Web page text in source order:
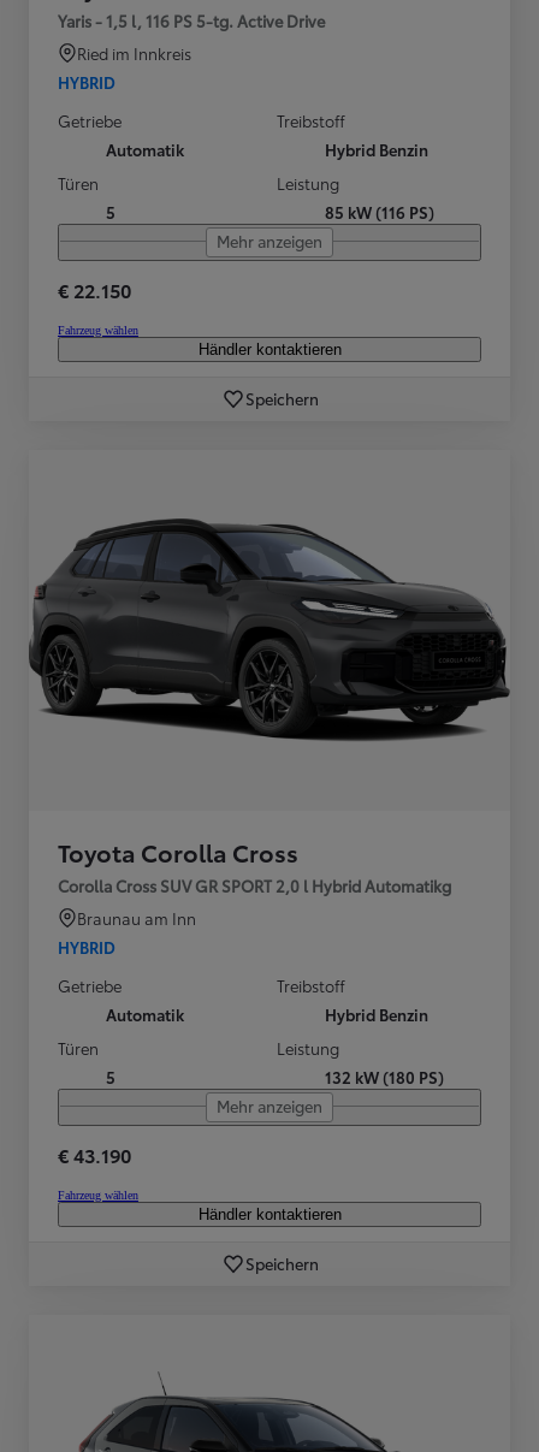
Yaris - 1,5 l, 116 PS 5-tg. Active Drive
Ried im Innkreis
HYBRID
Getriebe
Automatik
Treibstoff
Hybrid Benzin
Türen
5
Leistung
85 kW (116 PS)
Mehr anzeigen
€ 22.150
Fahrzeug wählen
Händler kontaktieren
Speichern
Toyota Corolla Cross
Corolla Cross SUV GR SPORT 2,0 l Hybrid Automatikg
Braunau am Inn
HYBRID
Getriebe
Automatik
Treibstoff
Hybrid Benzin
Türen
5
Leistung
132 kW (180 PS)
Mehr anzeigen
€ 43.190
Fahrzeug wählen
Händler kontaktieren
Speichern